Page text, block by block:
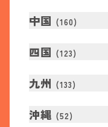
中国 (160)
四国 (123)
九州 (133)
沖縄 (52)